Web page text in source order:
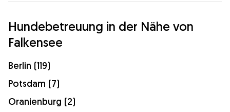
Hundebetreuung in der Nähe von
Falkensee
Berlin (119)
Potsdam (7)
Oranienburg (2)